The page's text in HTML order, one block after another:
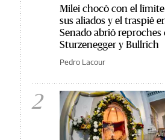
Milei chocó con el
sus aliados y el traspié
Senado abrió reproches
Sturzenegger y Bullrich
Pedro Lacour
2